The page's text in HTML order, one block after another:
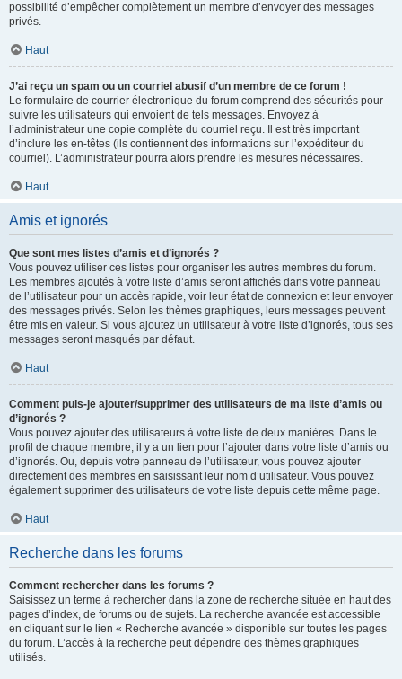
possibilité d’empêcher complètement un membre d’envoyer des messages
privés.
Haut
J’ai reçu un spam ou un courriel abusif d’un membre de ce forum !
Le formulaire de courrier électronique du forum comprend des sécurités pour
suivre les utilisateurs qui envoient de tels messages. Envoyez à
l’administrateur une copie complète du courriel reçu. Il est très important
d’inclure les en-têtes (ils contiennent des informations sur l’expéditeur du
courriel). L’administrateur pourra alors prendre les mesures nécessaires.
Haut
Amis et ignorés
Que sont mes listes d’amis et d’ignorés ?
Vous pouvez utiliser ces listes pour organiser les autres membres du forum.
Les membres ajoutés à votre liste d’amis seront affichés dans votre panneau
de l’utilisateur pour un accès rapide, voir leur état de connexion et leur envoyer
des messages privés. Selon les thèmes graphiques, leurs messages peuvent
être mis en valeur. Si vous ajoutez un utilisateur à votre liste d’ignorés, tous ses
messages seront masqués par défaut.
Haut
Comment puis-je ajouter/supprimer des utilisateurs de ma liste d’amis ou
d’ignorés ?
Vous pouvez ajouter des utilisateurs à votre liste de deux manières. Dans le
profil de chaque membre, il y a un lien pour l’ajouter dans votre liste d’amis ou
d’ignorés. Ou, depuis votre panneau de l’utilisateur, vous pouvez ajouter
directement des membres en saisissant leur nom d’utilisateur. Vous pouvez
également supprimer des utilisateurs de votre liste depuis cette même page.
Haut
Recherche dans les forums
Comment rechercher dans les forums ?
Saisissez un terme à rechercher dans la zone de recherche située en haut des
pages d’index, de forums ou de sujets. La recherche avancée est accessible
en cliquant sur le lien « Recherche avancée » disponible sur toutes les pages
du forum. L’accès à la recherche peut dépendre des thèmes graphiques
utilisés.